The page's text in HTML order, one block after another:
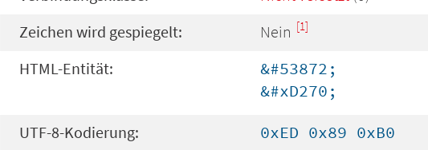
Zeichen wird gespiegelt: Nein [1]
HTML-Entität:
&#53872;
&#xD270;
UTF-8-Kodierung:
0xED 0x89 0xB0